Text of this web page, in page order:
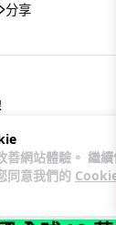
善網站體驗。 繼
同意我們的
分享
由器爆後